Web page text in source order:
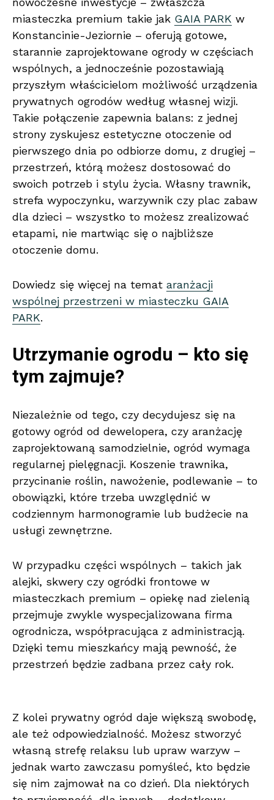
miasteczka premium takie jak GAIA PARK w
Konstancinie-Jeziornie – oferują gotowe,
starannie zaprojektowane ogrody w częściach
wspólnych, a jednocześnie pozostawiają
przyszłym właścicielom możliwość urządzenia
prywatnych ogrodów według własnej wizji.
Takie połączenie zapewnia balans: z jednej
strony zyskujesz estetyczne otoczenie od
pierwszego dnia po odbiorze domu, z drugiej –
przestrzeń, którą możesz dostosować do
swoich potrzeb i stylu życia. Własny trawnik,
strefa wypoczynku, warzywnik czy plac zabaw
dla dzieci – wszystko to możesz zrealizować
etapami, nie martwiąc się o najbliższe
otoczenie domu.
Dowiedz się więcej na temat aranżacji
wspólnej przestrzeni w miasteczku GAIA
PARK.
Utrzymanie ogrodu – kto się
tym zajmuje?
Niezależnie od tego, czy decydujesz się na
gotowy ogród od dewelopera, czy aranżację
zaprojektowaną samodzielnie, ogród wymaga
regularnej pielęgnacji. Koszenie trawnika,
przycinanie roślin, nawożenie, podlewanie – to
obowiązki, które trzeba uwzględnić w
codziennym harmonogramie lub budżecie na
usługi zewnętrzne.
W przypadku części wspólnych – takich jak
alejki, skwery czy ogródki frontowe w
miasteczkach premium – opiekę nad zielenią
przejmuje zwykle wyspecjalizowana firma
ogrodnicza, współpracująca z administracją.
Dzięki temu mieszkańcy mają pewność, że
przestrzeń będzie zadbana przez cały rok.
Z kolei prywatny ogród daje większą swobodę,
ale też odpowiedzialność. Możesz stworzyć
własną strefę relaksu lub upraw warzyw –
jednak warto zawczasu pomyśleć, kto będzie
się nim zajmował na co dzień. Dla niektórych